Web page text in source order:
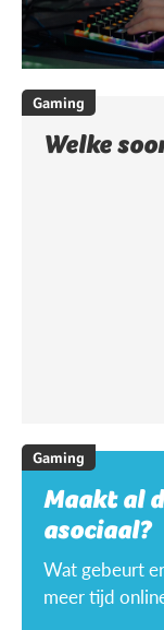
Gaming
Welke
Gaming
Maakt al
asociaal?
Wat gebeurt
meer tijd